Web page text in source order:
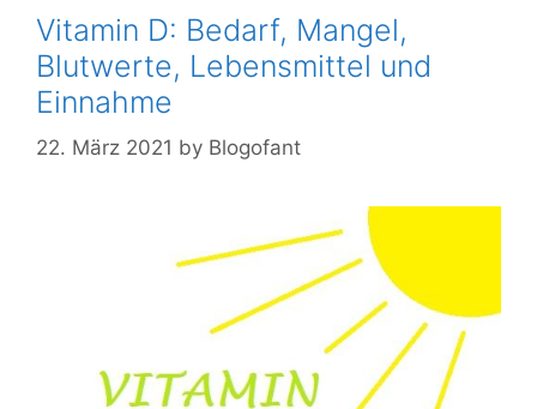
Vitamin D: Bedarf, Mangel,
Blutwerte, Lebensmittel und
Einnahme
22. März 2021 by Blogofant